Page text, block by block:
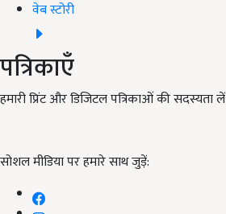
वेब स्टोरी
पत्रिकाएँ
हमारी प्रिंट और डिजिटल पत्रिकाओं की सदस्यता लें
सोशल मीडिया पर हमारे साथ जुड़ें: